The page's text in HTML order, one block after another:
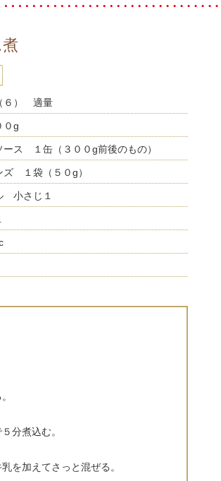
６） 適量
g
ース １缶（３００g前後のもの）
ズ １袋（５０g）
小さじ１
分煮込む。
を加えてさっと混ぜる。